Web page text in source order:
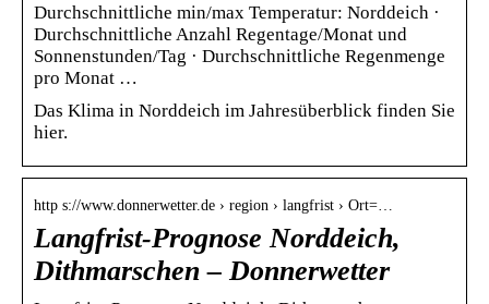
Durchschnittliche min/max Temperatur: Norddeich ·
Durchschnittliche Anzahl Regentage/Monat und
Sonnenstunden/Tag · Durchschnittliche Regenmenge
pro Monat …
Das Klima in Norddeich im Jahresüberblick finden Sie
hier.
http s://www.donnerwetter.de › region › langfrist › Ort=…
Langfrist-Prognose Norddeich,
Dithmarschen – Donnerwetter